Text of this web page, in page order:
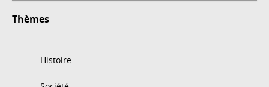
Thèmes
Histoire